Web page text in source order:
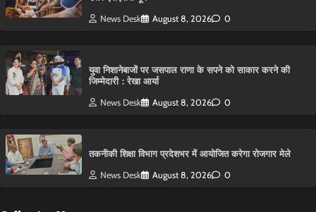
News Desk August 8, 2026 0
युवा निशानेबाजों पर जसपाल राणा के सपने को साकार करने की
जिम्मेदारी : रेखा आर्या
News Desk August 8, 2026 0
तकनीकी शिक्षा विभाग प्रदेशभर में आयोजित करेगा रोजगार मेले
News Desk August 8, 2026 0